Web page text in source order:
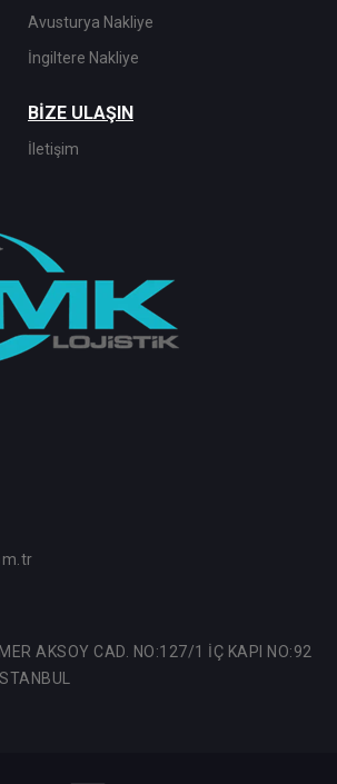
Avusturya Nakliye
İngiltere Nakliye
BİZE ULAŞIN
İletişim
AKSOY CAD. NO:127/1 İÇ KAPI NO:92